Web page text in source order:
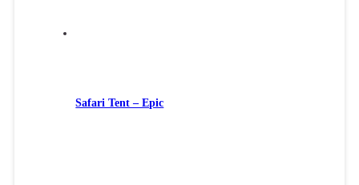
Safari Tent – Epic